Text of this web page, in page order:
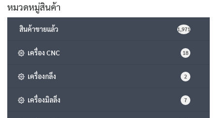
หมวดหมู่สินค้า
สินค้าขายแล้ว 1,971
เครื่อง CNC 18
เครื่องกลึง 2
เครื่องมิลลิ่ง 7